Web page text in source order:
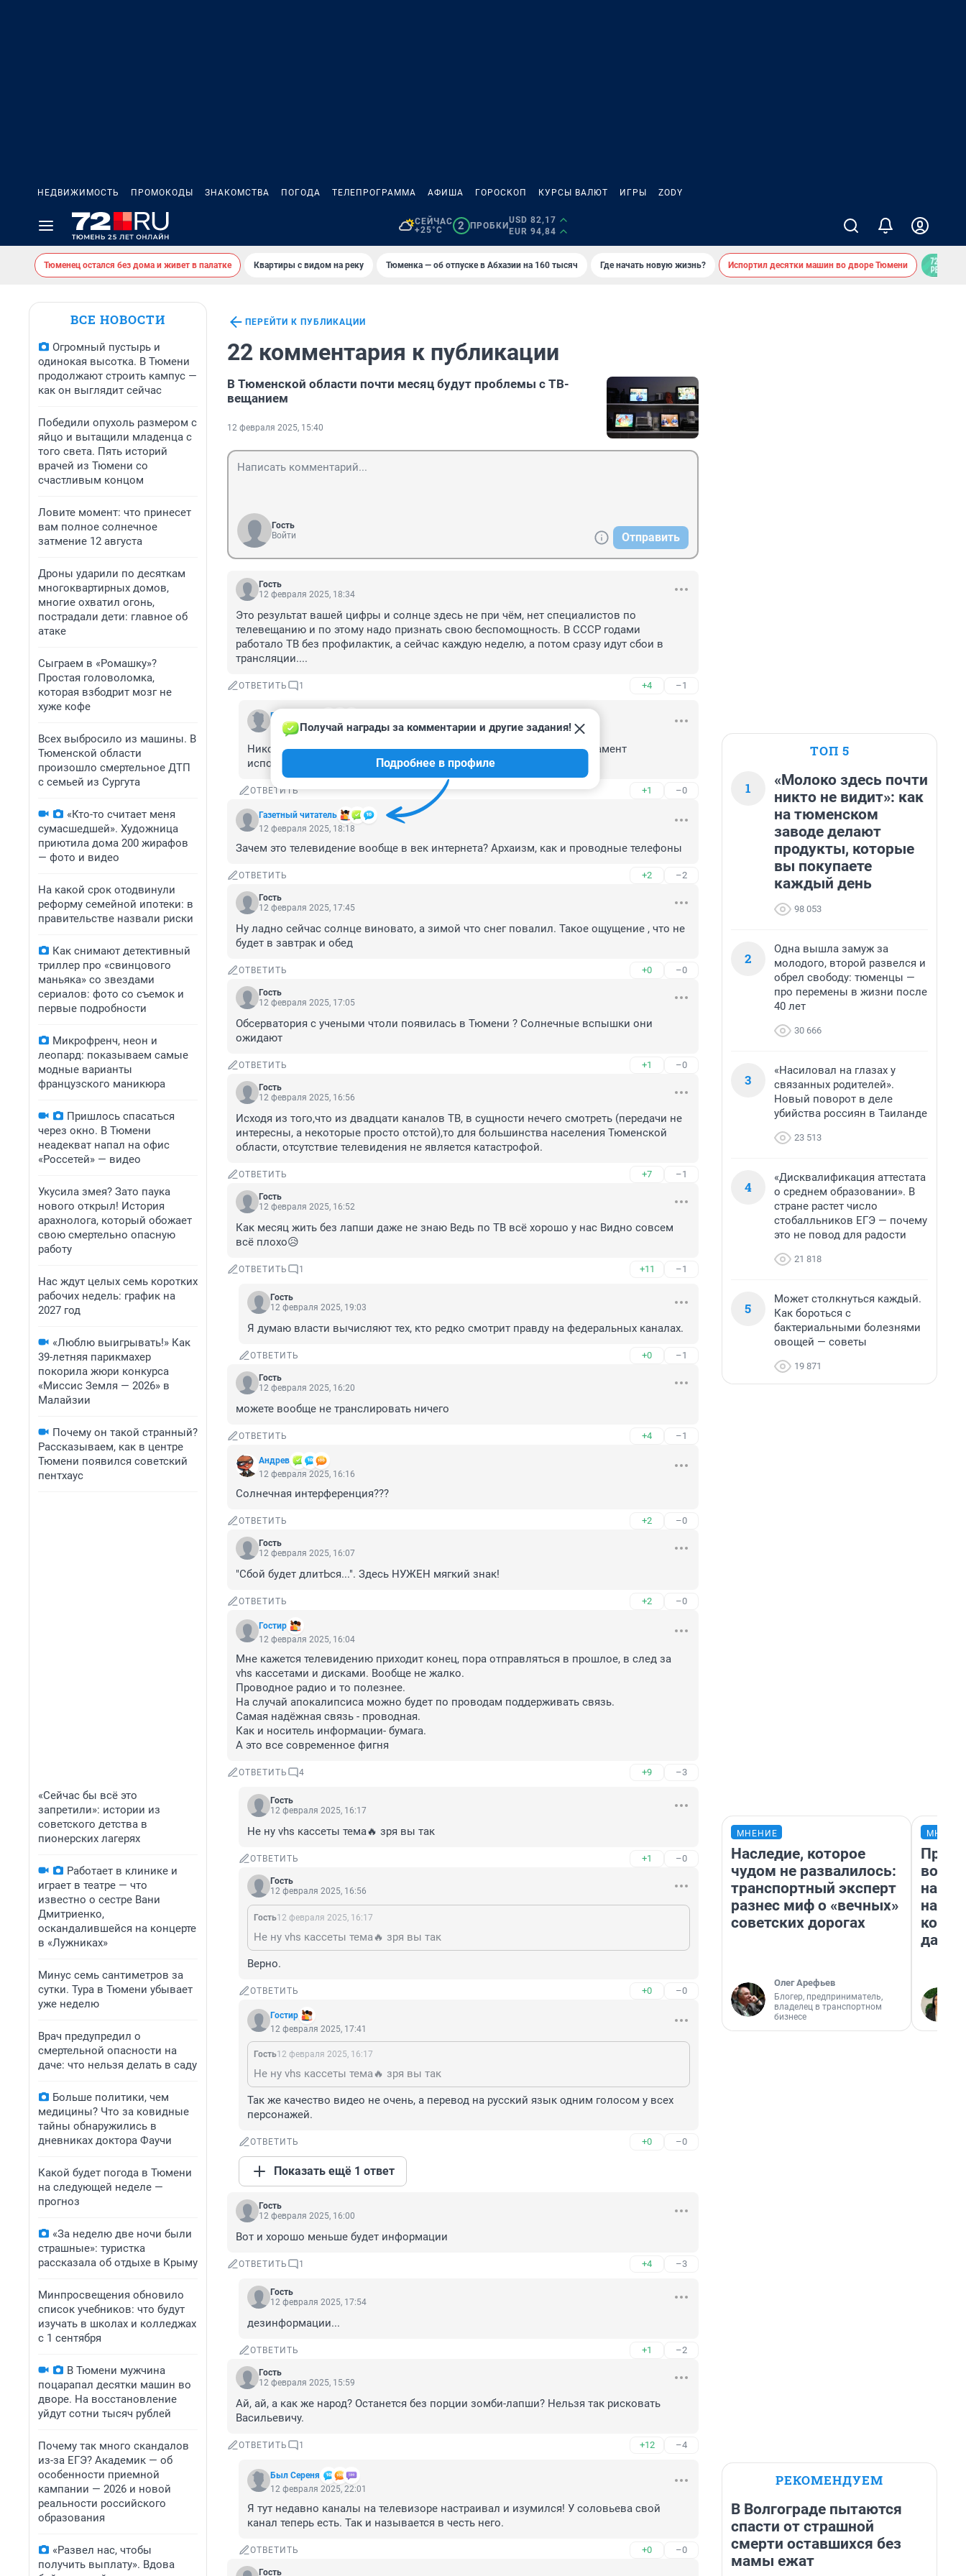
НЕДВИЖИМОСТЬ ПРОМОКОДЫ ЗНАКОМСТВА ПОГОДА ТЕЛЕПРОГРАММА АФИША ГОРОСКОП КУРСЫ ВАЛЮТ ИГРЫ ZODY
СЕЙЧАС
+25°C
2 ПРОБКИ
USD 82,17
EUR 94,84
Тюменец остался без дома и живет в палатке Квартиры с видом на реку Тюменка — об отпуске в Абхазии на 160 тысяч Где начать новую жизнь? Испортил десятки машин во дворе Тюмени
ВСЕ НОВОСТИ
Огромный пустырь и
одинокая высотка. В Тюмени
продолжают строить кампус —
как он выглядит сейчас
Победили опухоль размером с
яйцо и вытащили младенца с
того света. Пять историй
врачей из Тюмени со
счастливым концом
Ловите момент: что принесет
вам полное солнечное
затмение 12 августа
Дроны ударили по десяткам
многоквартирных домов,
многие охватил огонь,
пострадали дети: главное об
атаке
Сыграем в «Ромашку»?
Простая головоломка,
которая взбодрит мозг не
хуже кофе
Всех выбросило из машины. В
Тюменской области
произошло смертельное ДТП
с семьей из Сургута
«Кто-то считает меня
сумасшедшей». Художница
приютила дома 200 жирафов
— фото и видео
На какой срок отодвинули
реформу семейной ипотеки: в
правительстве назвали риски
Как снимают детективный
триллер про «свинцового
маньяка» со звездами
сериалов: фото со съемок и
первые подробности
Микрофренч, неон и
леопард: показываем самые
модные варианты
французского маникюра
Пришлось спасаться
через окно. В Тюмени
неадекват напал на офис
«Россетей» — видео
Укусила змея? Зато паука
нового открыл! История
арахнолога, который обожает
свою смертельно опасную
работу
Нас ждут целых семь коротких
рабочих недель: график на
2027 год
«Люблю выигрывать!» Как
39-летняя парикмахер
покорила жюри конкурса
«Миссис Земля — 2026» в
Малайзии
Почему он такой странный?
Рассказываем, как в центре
Тюмени появился советский
пентхаус
«Сейчас бы всё это
запретили»: истории из
советского детства в
пионерских лагерях
Работает в клинике и
играет в театре — что
известно о сестре Вани
Дмитриенко,
оскандалившейся на концерте
в «Лужниках»
Минус семь сантиметров за
сутки. Тура в Тюмени убывает
уже неделю
Врач предупредил о
смертельной опасности на
даче: что нельзя делать в саду
Больше политики, чем
медицины? Что за ковидные
тайны обнаружились в
дневниках доктора Фаучи
Какой будет погода в Тюмени
на следующей неделе —
прогноз
«За неделю две ночи были
страшные»: туристка
рассказала об отдыхе в Крыму
Минпросвещения обновило
список учебников: что будут
изучать в школах и колледжах
с 1 сентября
В Тюмени мужчина
поцарапал десятки машин во
дворе. На восстановление
уйдут сотни тысяч рублей
Почему так много скандалов
из-за ЕГЭ? Академик — об
особенности приемной
кампании — 2026 и новой
реальности российского
образования
«Развел нас, чтобы
получить выплату». Вдова
ПЕРЕЙТИ К ПУБЛИКАЦИИ
22 комментария к публикации
В Тюменской области почти месяц будут проблемы с ТВ-
вещанием
12 февраля 2025, 15:40
Гость
Войти
Отправить
Гость
12 февраля 2025, 18:34
Это результат вашей цифры и солнце здесь не при чём, нет специалистов по
телевещанию и по этому надо признать свою беспомощность. В СССР годами
работало ТВ без профилактик, а сейчас каждую неделю, а потом сразу идут сбои в
трансляции....
ОТВЕТИТЬ 1 +4 –1
Был Сереня
12 февраля 2025, 22:03
Никогда радиорелейная связь без профилактики не работала! Регламент
исполнялся четко.
ОТВЕТИТЬ +1 –0
Газетный читатель
Получай награды за комментарии и другие задания!
Подробнее в профиле
12 февраля 2025, 18:18
Зачем это телевидение вообще в век интернета? Архаизм, как и проводные телефоны
ОТВЕТИТЬ +2 –2
Гость
12 февраля 2025, 17:45
Ну ладно сейчас солнце виновато, а зимой что снег повалил. Такое ощущение , что не
будет в завтрак и обед
ОТВЕТИТЬ +0 –0
Гость
12 февраля 2025, 17:05
Обсерватория с учеными чтоли появилась в Тюмени ? Солнечные вспышки они
ожидают
ОТВЕТИТЬ +1 –0
Гость
12 февраля 2025, 16:56
Исходя из того,что из двадцати каналов ТВ, в сущности нечего смотреть (передачи не
интересны, а некоторые просто отстой),то для большинства населения Тюменской
области, отсутствие телевидения не является катастрофой.
ОТВЕТИТЬ +7 –1
Гость
12 февраля 2025, 16:52
Как месяц жить без лапши даже не знаю Ведь по ТВ всё хорошо у нас Видно совсем
всё плохо😥
ОТВЕТИТЬ 1 +11 –1
Гость
12 февраля 2025, 19:03
Я думаю власти вычисляют тех, кто редко смотрит правду на федеральных каналах.
ОТВЕТИТЬ +0 –1
Гость
12 февраля 2025, 16:20
можете вообще не транслировать ничего
ОТВЕТИТЬ +4 –1
Андрев
12 февраля 2025, 16:16
Солнечная интерференция???
ОТВЕТИТЬ +2 –0
Гость
12 февраля 2025, 16:07
"Сбой будет длитЬся...". Здесь НУЖЕН мягкий знак!
ОТВЕТИТЬ +2 –0
Гостир
12 февраля 2025, 16:04
Мне кажется телевидению приходит конец, пора отправляться в прошлое, в след за
vhs кассетами и дисками. Вообще не жалко.
Проводное радио и то полезнее.
На случай апокалипсиса можно будет по проводам поддерживать связь.
Самая надёжная связь - проводная.
Как и носитель информации- бумага.
А это все современное фигня
ОТВЕТИТЬ 4 +9 –3
Гость
12 февраля 2025, 16:17
Не ну vhs кассеты тема🔥 зря вы так
ОТВЕТИТЬ +1 –0
Гость
12 февраля 2025, 16:56
Гость12 февраля 2025, 16:17
Не ну vhs кассеты тема🔥 зря вы так
Верно.
ОТВЕТИТЬ +0 –0
Гостир
12 февраля 2025, 17:41
Гость12 февраля 2025, 16:17
Не ну vhs кассеты тема🔥 зря вы так
Так же качество видео не очень, а перевод на русский язык одним голосом у всех
персонажей.
ОТВЕТИТЬ +0 –0
Показать ещё 1 ответ
Гость
12 февраля 2025, 16:00
Вот и хорошо меньше будет информации
ОТВЕТИТЬ 1 +4 –3
Гость
12 февраля 2025, 17:54
дезинформации...
ОТВЕТИТЬ +1 –2
Гость
12 февраля 2025, 15:59
Ай, ай, а как же народ? Останется без порции зомби-лапши? Нельзя так рисковать
Васильевичу.
ОТВЕТИТЬ 1 +12 –4
Был Сереня
12 февраля 2025, 22:01
Я тут недавно каналы на телевизоре настраивал и изумился! У соловьева свой
канал теперь есть. Так и называется в честь него.
ОТВЕТИТЬ +0 –0
Гость
ТОП 5
1
«Молоко здесь почти
никто не видит»: как
на тюменском
заводе делают
продукты, которые
вы покупаете
каждый день
98 053
2
Одна вышла замуж за
молодого, второй развелся и
обрел свободу: тюменцы —
про перемены в жизни после
40 лет
30 666
3
«Насиловал на глазах у
связанных родителей».
Новый поворот в деле
убийства россиян в Таиланде
23 513
4
«Дисквалификация аттестата
о среднем образовании». В
стране растет число
стобалльников ЕГЭ — почему
это не повод для радости
21 818
5
Может столкнуться каждый.
Как бороться с
бактериальными болезнями
овощей — советы
19 871
МНЕНИЕ
Наследие, которое
чудом не развалилось:
транспортный эксперт
разнес миф о «вечных»
советских дорогах
Олег Арефьев
Блогер, предприниматель,
владелец в транспортном
бизнесе
нам
даже
РЕКОМЕНДУЕМ
В Волгограде пытаются
спасти от страшной
смерти оставшихся без
мамы ежат